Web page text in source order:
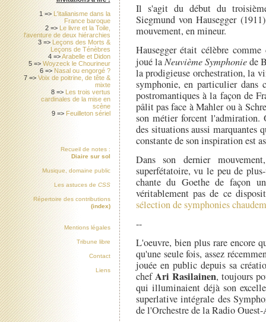
Il s'agit du début du
Siegmund von Hausegger
mouvement, en mineur.
Hausegger était célèbre
joué la Neuvième Symphoniede
la prodigieuse orchestration, la
symphonie, en particulier dans
postromantiques à la façon de
pâlit pas face à Mahler ou à
son métier forcent l'admiration.
des situations aussi marquantes
constante de son inspiration est
Dans son dernier
superfétatoire, vu le peu de
chante du Goethe de façon
véritablement pas de ce
sélection de symphonies
--
L'oeuvre, bien plus rare encore
qu'une seule fois, assez
jouée en public depuis sa
chefAri Rasilainen, toujours
qui illuminaient déjà son
superlative intégrale des
de l'Orchestre de la Radio
1 => L'italianisme dans la
France baroque
2 => Le livre et la Toile,
l'aventure de deux hiérarchies
3 => Leçons des Morts &
Leçons de Ténèbres
4 =>Arabelle et Didon
5 =>Woyzeck le Chourineur
6 => Nasal ou engorgé ?
7 =>Voix de poitrine, de tête &
mixte
8 => Les trois vertus
cardinales de la mise en
scène
9 => Feuilleton sériel
Recueil de notes :
Diaire sur sol
Musique, domaine public
Les astuces de CSS
Répertoire des contributions
(index)
Mentions légales
Tribune libre
Contact
Liens